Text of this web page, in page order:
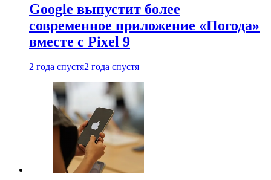
Google выпустит более
современное приложение «Погода»
вместе с Pixel 9
2 года спустя2 года спустя